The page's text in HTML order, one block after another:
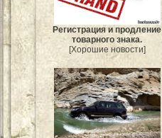
Регистрация и продление
товарного знака.
[Хорошие новости]